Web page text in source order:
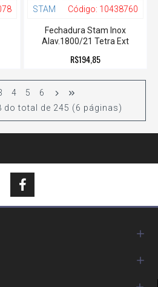
STAM Código: 10438760
Fechadura Stam Inox
Alav.1800/21 Tetra Ext
R$194,85
4 5
6
do total de 245 (6 páginas)